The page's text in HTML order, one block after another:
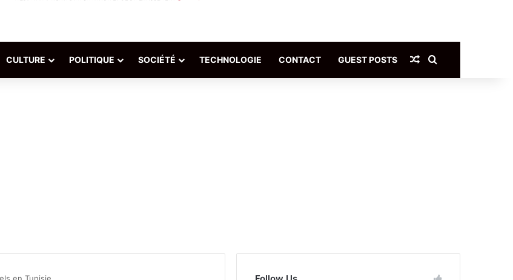
CULTURE POLITIQUE SOCIÉTÉ TECHNOLOGIE CONTACT GUEST POSTS Article Aléatoire